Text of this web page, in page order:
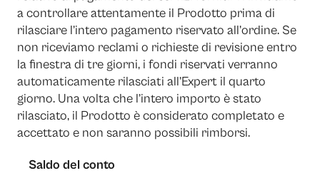
a controllare attentamente il Prodotto prima di
rilasciare l’intero pagamento riservato all’ordine. Se
non riceviamo reclami o richieste di revisione entro
la finestra di tre giorni, i fondi riservati verranno
automaticamente rilasciati all’Expert il quarto
giorno. Una volta che l’intero importo è stato
rilasciato, il Prodotto è considerato completato e
accettato e non saranno possibili rimborsi.
Saldo del conto